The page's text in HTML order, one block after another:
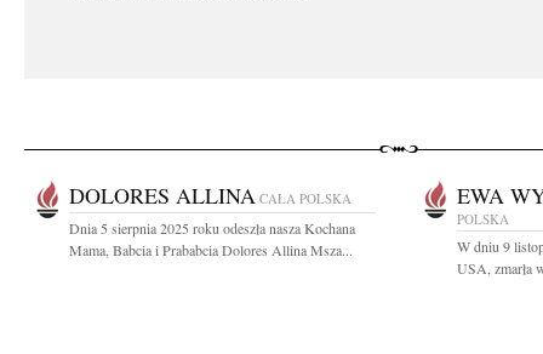
DOLORES ALLINA CAŁA POLSKA
Dnia 5 sierpnia 2025 roku odeszła nasza Kochana
Mama, Babcia i Prababcia Dolores Allina Msza...
EWA
POLSKA
W dniu 9
USA, zmarła